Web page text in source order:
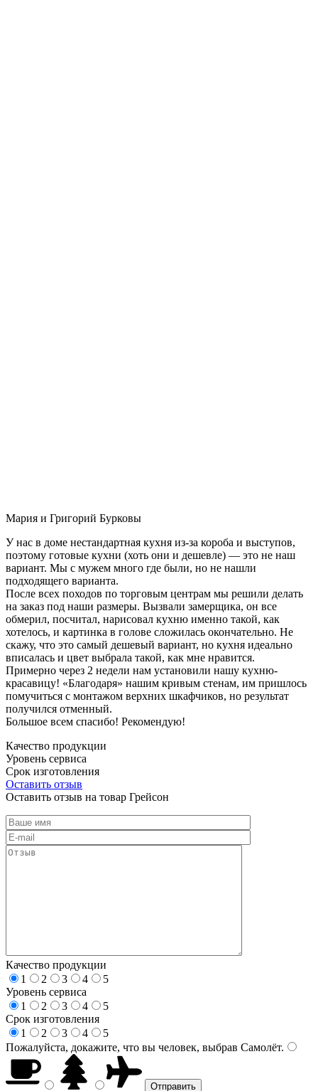
Мария и Григорий Бурковы
У нас в доме нестандартная кухня из-за короба и выступов,
поэтому готовые кухни (хоть они и дешевле) — это не наш
вариант. Мы с мужем много где были, но не нашли
подходящего варианта.
После всех походов по торговым центрам мы решили делать
на заказ под наши размеры. Вызвали замерщика, он все
обмерил, посчитал, нарисовал кухню именно такой, как
хотелось, и картинка в голове сложилась окончательно. Не
скажу, что это самый дешевый вариант, но кухня идеально
вписалась и цвет выбрала такой, как мне нравится.
Примерно через 2 недели нам установили нашу кухню-
красавицу! «Благодаря» нашим кривым стенам, им пришлось
помучиться с монтажом верхних шкафчиков, но результат
получился отменный.
Большое всем спасибо! Рекомендую!
Качество продукции
Уровень сервиса
Срок изготовления
Оставить отзыв
Оставить отзыв на товар Грейсон
Качество продукции
1
2 3 4
5
Уровень сервиса
1
2 3 4
5
Срок изготовления
1
2 3 4
5
Пожалуйста, докажите, что вы человек, выбрав Самолёт.